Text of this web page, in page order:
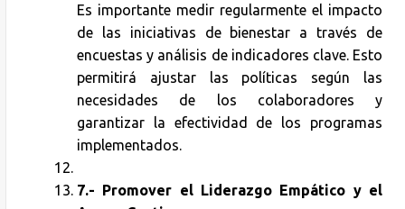
Es importante medir regularmente el impacto
de las iniciativas de bienestar a través de
encuestas y análisis de indicadores clave. Esto
permitirá ajustar las políticas según las
necesidades de los colaboradores y
garantizar la efectividad de los programas
implementados.
7.- Promover el Liderazgo Empático y el